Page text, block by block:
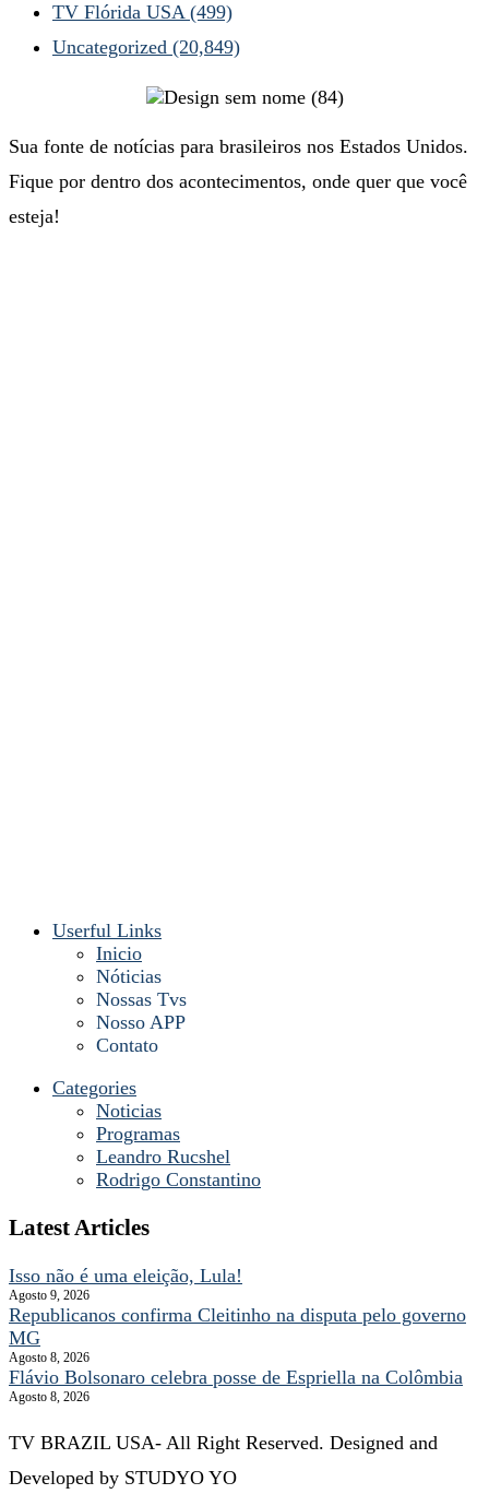
TV Flórida USA (499)
Uncategorized (20,849)
Sua fonte de notícias para brasileiros nos Estados Unidos.
Fique por dentro dos acontecimentos, onde quer que você
esteja!
Userful Links
Inicio
Nóticias
Nossas Tvs
Nosso APP
Contato
Categories
Noticias
Programas
Leandro Rucshel
Rodrigo Constantino
Latest Articles
Isso não é uma eleição, Lula!
Agosto 9, 2026
Republicanos confirma Cleitinho na disputa pelo governo
MG
Agosto 8, 2026
Flávio Bolsonaro celebra posse de Espriella na Colômbia
Agosto 8, 2026
TV BRAZIL USA- All Right Reserved. Designed and
Developed by STUDYO YO